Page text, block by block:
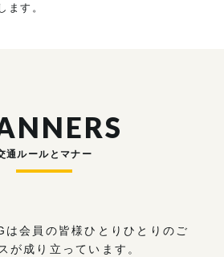
ます。
通ルールとマナー
会員の皆様ひとりひとりのご
が成り立っています。